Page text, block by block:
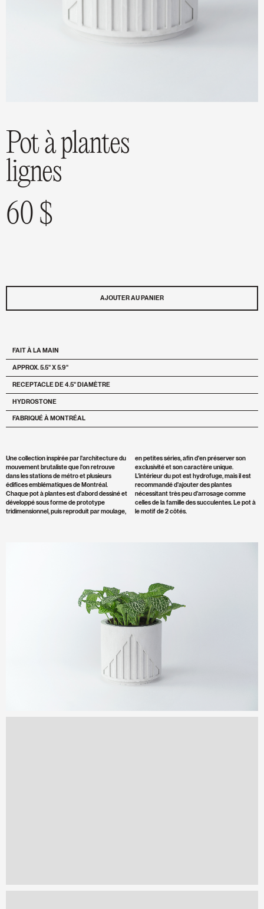
Pot à plantes
lignes
60 $
AJOUTER AU PANIER
Une collection inspirée par l'architecture du
mouvement brutaliste que l'on retrouve
dans les stations de métro et plusieurs
édifices emblématiques de Montréal.
Chaque pot à plantes est d'abord dessiné et
développé sous forme de prototype
tridimensionnel, puis reproduit par moulage,
en petites séries, afin d'en préserver son
exclusivité et son caractère unique.
L'intérieur du pot est hydrofuge, mais il est
recommandé d'ajouter des plantes
nécessitant très peu d'arrosage comme
celles de la famille des succulentes. Le pot à
le motif de 2 côtés.
FAIT À LA MAIN
APPROX. 5.5" X 5.9"
RECEPTACLE DE 4.5" DIAMÈTRE
HYDROSTONE
FABRIQUÉ À MONTRÉAL